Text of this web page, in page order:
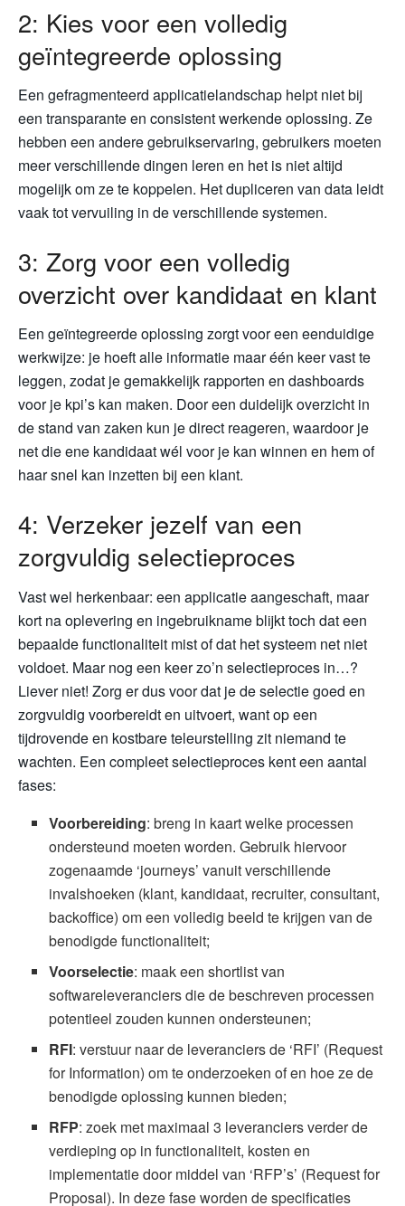
2: Kies voor een volledig
geïntegreerde oplossing
Een gefragmenteerd applicatielandschap helpt niet bij
een transparante en consistent werkende oplossing. Ze
hebben een andere gebruikservaring, gebruikers moeten
meer verschillende dingen leren en het is niet altijd
mogelijk om ze te koppelen. Het dupliceren van data leidt
vaak tot vervuiling in de verschillende systemen.
3: Zorg voor een volledig
overzicht over kandidaat en klant
Een geïntegreerde oplossing zorgt voor een eenduidige
werkwijze: je hoeft alle informatie maar één keer vast te
leggen, zodat je gemakkelijk rapporten en dashboards
voor je kpi’s kan maken. Door een duidelijk overzicht in
de stand van zaken kun je direct reageren, waardoor je
net die ene kandidaat wél voor je kan winnen en hem of
haar snel kan inzetten bij een klant.
4: Verzeker jezelf van een
zorgvuldig selectieproces
Vast wel herkenbaar: een applicatie aangeschaft, maar
kort na oplevering en ingebruikname blijkt toch dat een
bepaalde functionaliteit mist of dat het systeem net niet
voldoet. Maar nog een keer zo’n selectieproces in…?
Liever niet! Zorg er dus voor dat je de selectie goed en
zorgvuldig voorbereidt en uitvoert, want op een
tijdrovende en kostbare teleurstelling zit niemand te
wachten. Een compleet selectieproces kent een aantal
fases:
Voorbereiding: breng in kaart welke processen
ondersteund moeten worden. Gebruik hiervoor
zogenaamde ‘journeys’ vanuit verschillende
invalshoeken (klant, kandidaat, recruiter, consultant,
backoffice) om een volledig beeld te krijgen van de
benodigde functionaliteit;
Voorselectie: maak een shortlist van
softwareleveranciers die de beschreven processen
potentieel zouden kunnen ondersteunen;
RFI: verstuur naar de leveranciers de ‘RFI’ (Request
for Information) om te onderzoeken of en hoe ze de
benodigde oplossing kunnen bieden;
RFP: zoek met maximaal 3 leveranciers verder de
verdieping op in functionaliteit, kosten en
implementatie door middel van ‘RFP’s’ (Request for
Proposal). In deze fase worden de specificaties